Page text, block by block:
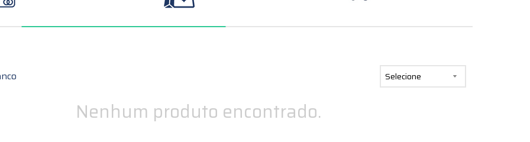
Selecione
Nenhum produto encontrado.